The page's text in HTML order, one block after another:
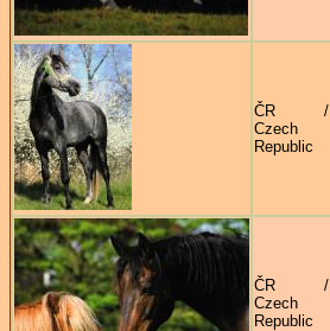
ČR /
Czech
Republic
ČR /
Czech
Republic